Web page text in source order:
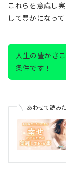
これらを意識し
して豊かになって
人生の豊かさ
条件です！
あわせて読み